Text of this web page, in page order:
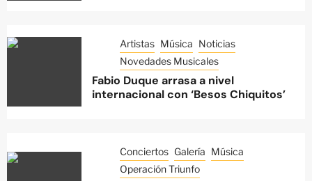
Artistas Música Noticias
Novedades Musicales
Fabio Duque arrasa a nivel
internacional con ‘Besos Chiquitos’
Conciertos Galería Música
Operación Triunfo